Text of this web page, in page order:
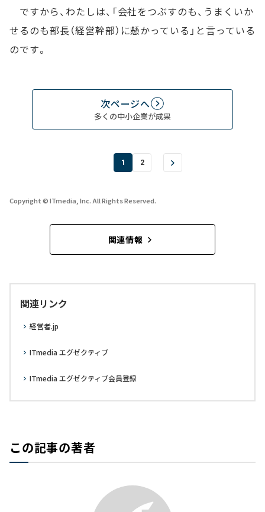
ですから、わたしは、「会社をつぶすのも、うまくいか
せるのも部長（経営幹部）に懸かっている」と言っている
のです。
次ページへ
多くの中小企業が成果
1 2
Copyright © ITmedia, Inc. All Rights Reserved.
関連情報
関連リンク
経営者.jp
ITmedia エグゼクティブ
ITmedia エグゼクティブ会員登録
この記事の著者